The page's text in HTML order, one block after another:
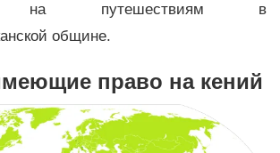
на путешествиям в
общине.
право на кений